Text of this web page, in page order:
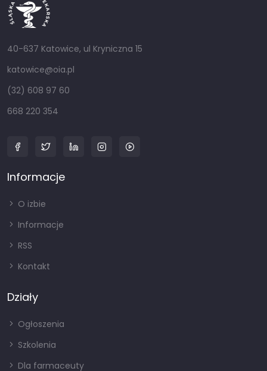
40-637 Katowice, ul Kryniczna 15
katowice@oia.pl
(32) 608 97 60
668 220 354
Informacje
O izbie
Informacje
RSS
Kontakt
Działy
Ogłoszenia
Szkolenia
Dla farmaceuty